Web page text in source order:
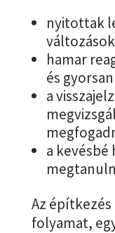
nyitottak
hamar
és
a
a kevésbé
Az
folyamat,